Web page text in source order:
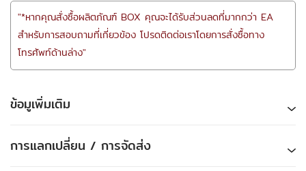
"*หากคุณสั่งซื้อผลิตภัณฑ์ BOX คุณจะได้รับส่วนลดที่มากกว่า EA
สำหรับการสอบถามที่เกี่ยวข้อง โปรดติดต่อเราโดยการสั่งซื้อทาง
โทรศัพท์ด้านล่าง"
ข้อมูเพิ่มเติม
การแลกเปลี่ยน / การจัดส่ง